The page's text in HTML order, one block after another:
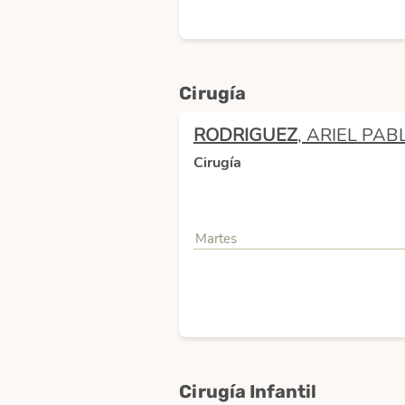
Cirugía
RODRIGUEZ, ARIEL
Cirugía
Martes
Cirugía Infantil